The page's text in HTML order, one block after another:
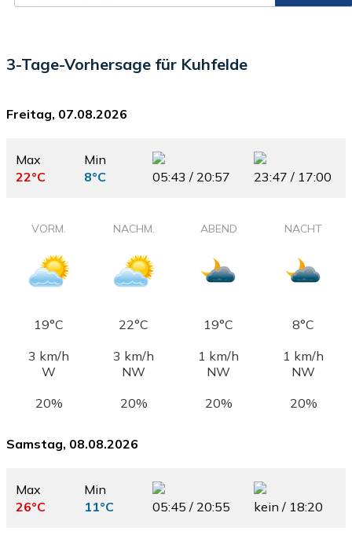
3-Tage-Vorhersage für Kuhfelde
Freitag, 07.08.2026
Max
22°C
Min
8°C
05:43 / 20:57 23:47 / 17:00
VORM. NACHM. ABEND NACHT
19°C 22°C 19°C
8°C
3 km/h
W
3 km/h
NW
1 km/h
NW
1 km/h
NW
20%
20% 20% 20%
Samstag, 08.08.2026
Max
26°C
Min
11°C
05:45 / 20:55 kein / 18:20